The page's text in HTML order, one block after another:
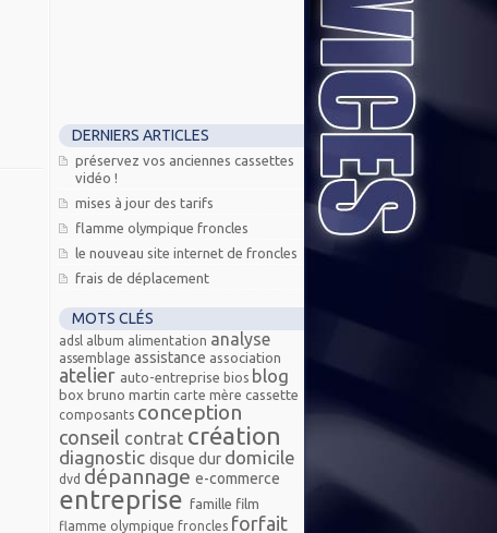
DERNIERS ARTICLES
préservez vos anciennes cassettes
vidéo !
mises à jour des tarifs
flamme olympique froncles
le nouveau site internet de froncles
frais de déplacement
MOTS CLÉS
adsl album alimentation analyse
assemblage assistance association
atelier auto-entreprise bios blog
box bruno martin carte mère cassette
composants conception
conseil contrat création
diagnostic disque dur domicile
dvd dépannage e-commerce
entreprise famille film
flamme olympique froncles forfait